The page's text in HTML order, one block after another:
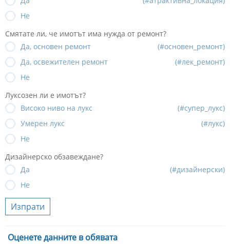
Не
Смятате ли, че имотът има нужда от ремонт?
Да, основен ремонт
(#основен_ремонт)
Да, освежителен ремонт
(#лек_ремонт)
Не
Луксозен ли е имотът?
Високо ниво на лукс
(#супер_лукс)
Умерен лукс
(#лукс)
Не
Дизайнерско обзавеждане?
Да
(#дизайнерски)
Не
Изпрати
Оценете данните в обявата